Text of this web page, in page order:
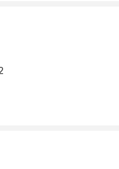
본어도 될 수 있다. 그러
는 인공지능 시대에 돌입
지능’, ‘챗GPT’를 얘기하
는 인간의 역할 혹은 역량
간의 몫이다.
드 22